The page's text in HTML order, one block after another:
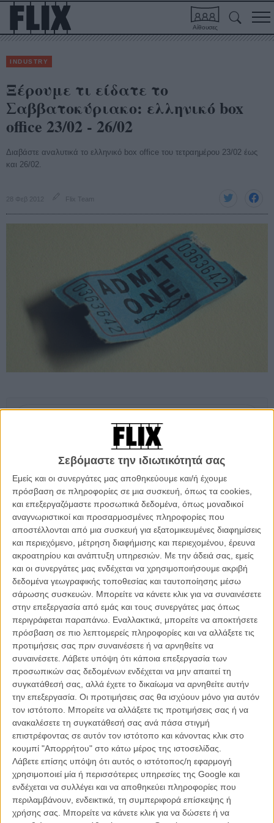
Σεβόμαστε την ιδιωτικότητά σας
Εμείς και οι συνεργάτες μας αποθηκεύουμε και/ή έχουμε
πρόσβαση σε πληροφορίες σε μια συσκευή, όπως τα cookies,
και επεξεργαζόμαστε προσωπικά δεδομένα, όπως μοναδικοί
αναγνωριστικοί και προσαρμοσμένες πληροφορίες που
αποστέλλονται από μια συσκευή για εξατομικευμένες διαφημίσεις
και περιεχόμενο, μέτρηση διαφήμισης και περιεχομένου, έρευνα
ακροατηρίου και ανάπτυξη υπηρεσιών. Με την άδειά σας, εμείς
και οι συνεργάτες μας ενδέχεται να χρησιμοποιήσουμε ακριβή
δεδομένα γεωγραφικής τοποθεσίας και ταυτοποίησης μέσω
σάρωσης συσκευών. Μπορείτε να κάνετε κλικ για να συναινέσετε
στην επεξεργασία από εμάς και τους συνεργάτες μας όπως
περιγράφεται παραπάνω. Εναλλακτικά, μπορείτε να αποκτήσετε
πρόσβαση σε πιο λεπτομερείς πληροφορίες και να αλλάξετε τις
προτιμήσεις σας πριν συναινέσετε ή να αρνηθείτε να
συναινέσετε. Λάβετε υπόψη ότι κάποια επεξεργασία των
προσωπικών σας δεδομένων ενδέχεται να μην απαιτεί τη
συγκατάθεσή σας, αλλά έχετε το δικαίωμα να αρνηθείτε αυτήν
την επεξεργασία. Οι προτιμήσεις σας θα ισχύουν μόνο για αυτόν
τον ιστότοπο. Μπορείτε να αλλάξετε τις προτιμήσεις σας ή να
ανακαλέσετε τη συγκατάθεσή σας ανά πάσα στιγμή
επιστρέφοντας σε αυτόν τον ιστότοπο και κάνοντας κλικ στο
κουμπί "Απορρήτου" στο κάτω μέρος της ιστοσελίδας.
Λάβετε επίσης υπόψη ότι αυτός ο ιστότοπος/η εφαρμογή
χρησιμοποιεί μία ή περισσότερες υπηρεσίες της Google και
ενδέχεται να συλλέγει και να αποθηκεύει πληροφορίες που
περιλαμβάνουν, ενδεικτικά, τη συμπεριφορά επίσκεψης ή
χρήσης σας. Μπορείτε να κάνετε κλικ για να δώσετε ή να
Αίθουσες
INDUSTRY
Ξέρουμε τι είδατε το
Σαββατοκύριακο: ελληνικό box
office 23/02 - 26/02
Διαβάστε αναλυτικά το ελληνικό box office του τετραημέρου 23/02 έως
και 26/02.
28 Φεβ 2012 Flix Team
Google
Μπορεί ο κόσμος να πήγε να πετάξει τον χαρταετό και να κάνει
κούλουμα, αλλά οι κινηματογράφοι κινήθηκαν το τετραήμερο που
πέρασε, κάνοντας παρόμοια εισιτήρια με τη προηγούμενης
εβδομάδας: χαμηλά, μεν, αλλά σταθερά σε σχέση με το τελευταίο
διάστημα. Το «The Grey» κέρδισε την εμπιστοσύνη του mainstream
κοινού, το «Hugo» μοιάζει να βρήκε τον κόσμο που του ταιριάζει, οι
θεατές εξακολουθούν να βάζουν στο πρόγραμμα το «Tinker Tailor
Soldier Spy».
«The Grey», 24 αίθουσες στην Αθήνα, 41 πανελλαδικά, 23.591
εισιτήρια (1η εβδ.)
«Hugo», 25 αίθουσες στην Αθήνα, 52 πανελλαδικά, 20.593
εισιτήρια (2η εβδ.) / Σύνολο εισιτηρίων μέχρι σήμερα: 57.511
«Κι ο Κλήρος Επεσε στον Σμάιλι», 23 αίθουσες στην Αθήνα, 35
πανελλαδικά, 10.937 εισιτήρια (3η εβδ.) / Σύνολο εισιτηρίων μέχρι
σήμερα: 46.014
«Αυτό θα Πει Πόλεμος», 13 αίθουσες στην Αθήνα, 26 πανελλαδικά,
7.265 εισιτήρια (1η εβδ.)
«Η Γυναίκα με τα Μαύρα», 13 αίθουσες στην Αθήνα, 30
πανελλαδικά, 6.695 εισιτήρια (3η εβδ.) / Σύνολο εισιτηρίων μέχρι
σήμερα: 82.457
«Εξαιρετικά Δυνατά και Απίστευτα Κοντά», 17 αίθουσες στην Αθήνα,
21 πανελλαδικά, 6.043 εισιτήρια (1η εβδ.)